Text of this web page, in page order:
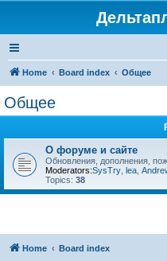
Home Board index Общее
Общее
О форуме и сайте
Обновления, дополнения,
Moderators:SysTry lea
Topics: 38
Home Board index